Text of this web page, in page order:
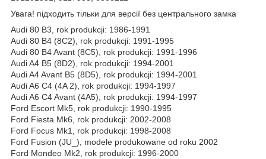
Увага! підходить тільки для версії без центрального замка
Audi 80 B3, rok produkcji: 1986-1991
Audi 80 B4 (8C2), rok produkcji: 1991-1995
Audi 80 B4 Avant (8C5), rok produkcji: 1991-1996
Audi A4 B5 (8D2), rok produkcji: 1994-2001
Audi A4 Avant B5 (8D5), rok produkcji: 1994-2001
Audi A6 C4 (4A 2), rok produkcji: 1994-1997
Audi A6 C4 Avant (4A5), rok produkcji: 1994-1997
Ford Escort Mk5, rok produkcji: 1990-1995
Ford Fiesta Mk6, rok produkcji: 2002-2008
Ford Focus Mk1, rok produkcji: 1998-2008
Ford Fusion (JU_), modele produkowane od roku 2002
Ford Mondeo Mk2, rok produkcji: 1996-2000